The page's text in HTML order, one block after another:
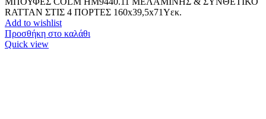
RATTAN ΣΤΙΣ 4 ΠΟΡΤΕΣ 160x39,5x71Yεκ.
Add to wishlist
Προσθήκη στο καλάθι
Quick view